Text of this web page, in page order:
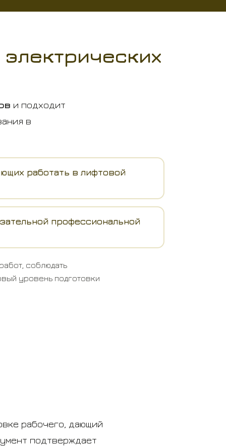
и подходит
в
работать в лифтовой
профессиональной
соблюдать
уровень подготовки
рабочего, дающий
подтверждает